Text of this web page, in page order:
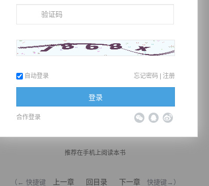
叶凌这边飞来。
推荐在手机上阅读本书
（← 快捷键 上一章 回目录 下一章 快捷键→）
自动登录 忘记密码 | 注册
登录
合作登录